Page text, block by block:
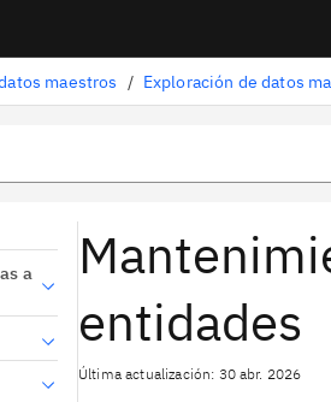
maestros / Exploración de datos
a
entidades
Última actualización: 30 abr. 2026